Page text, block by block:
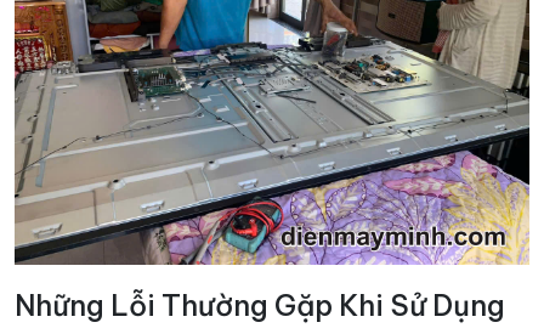
Những Lỗi Thường Gặp Khi Sử Dụng